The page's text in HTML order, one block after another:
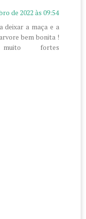
de 2022 às 09:54
deixar a maça e a
bem bonita !
fortes